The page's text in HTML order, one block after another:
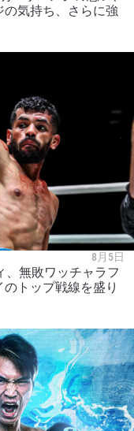
気持ち、さらに強
8月5日
、無敗ワッチャラフ
トップ戦線を盛り